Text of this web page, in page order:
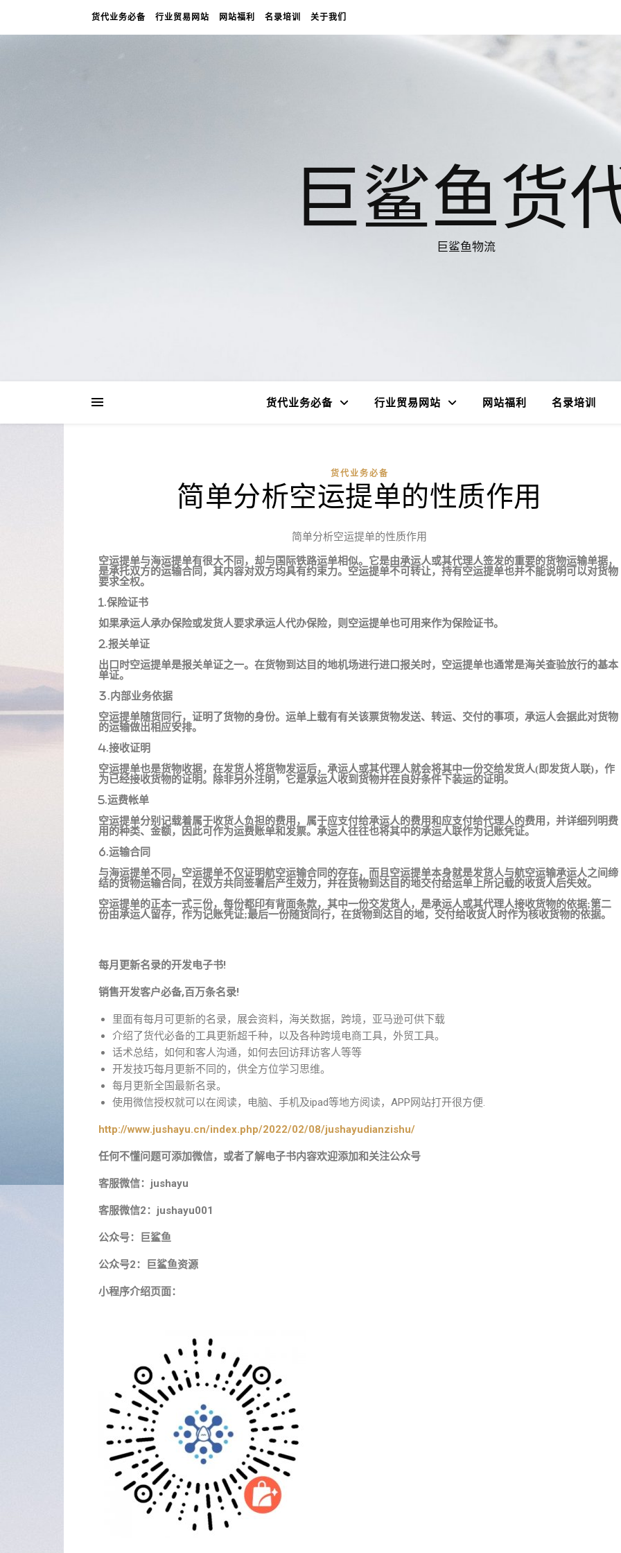
货代业务必备 行业贸易网站 网站福利 名录培训 关于我们
巨鲨鱼货
巨鲨鱼物流
货代业务必备 行业贸易网站 网站福利 名录培训
货代业务必备
简单分析空运提单的性质作用
简单分析空运提单的性质作用
空运提单与海运提单有很大不同，却与国际铁路运单相似。它是由承运人或其代理人签发的重要的货物运输单据，
是承托双方的运输合同，其内容对双方均具有约束力。空运提单不可转让，持有空运提单也并不能说明可以对货物
要求全权。
1.保险证书
如果承运人承办保险或发货人要求承运人代办保险，则空运提单也可用来作为保险证书。
2.报关单证
出口时空运提单是报关单证之一。在货物到达目的地机场进行进口报关时，空运提单也通常是海关查验放行的基本
单证。
3.内部业务依据
空运提单随货同行，证明了货物的身份。运单上载有有关该票货物发送、转运、交付的事项，承运人会据此对货物
的运输做出相应安排。
4.接收证明
空运提单也是货物收据，在发货人将货物发运后，承运人或其代理人就会将其中一份交给发货人(即发货人联)，作
为已经接收货物的证明。除非另外注明，它是承运人收到货物并在良好条件下装运的证明。
5.运费帐单
空运提单分别记载着属于收货人负担的费用，属于应支付给承运人的费用和应支付给代理人的费用，并详细列明费
用的种类、金额，因此可作为运费账单和发票。承运人往往也将其中的承运人联作为记账凭证。
6.运输合同
与海运提单不同，空运提单不仅证明航空运输合同的存在，而且空运提单本身就是发货人与航空运输承运人之间缔
结的货物运输合同，在双方共同签署后产生效力，并在货物到达目的地交付给运单上所记载的收货人后失效。
空运提单的正本一式三份，每份都印有背面条款，其中一份交发货人，是承运人或其代理人接收货物的依据;第二
份由承运人留存，作为记账凭证;最后一份随货同行，在货物到达目的地，交付给收货人时作为核收货物的依据。
每月更新名录的开发电子书!
销售开发客户必备,百万条名录!
里面有每月可更新的名录，展会资料，海关数据，跨境，亚马逊可供下载
介绍了货代必备的工具更新超千种，以及各种跨境电商工具，外贸工具。
话术总结，如何和客人沟通，如何去回访拜访客人等等
开发技巧每月更新不同的，供全方位学习思维。
每月更新全国最新名录。
使用微信授权就可以在阅读，电脑、手机及ipad等地方阅读，APP网站打开很方便.
http://www.jushayu.cn/index.php/2022/02/08/jushayudianzishu/
任何不懂问题可添加微信，或者了解电子书内容欢迎添加和关注公众号
客服微信：jushayu
客服微信2：jushayu001
公众号：巨鲨鱼
公众号2：巨鲨鱼资源
小程序介绍页面：